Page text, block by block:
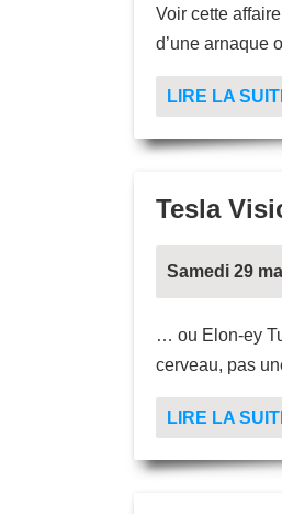
Voir cette
d’une arnaque
LIRE LA
Tesla
Samedi 29
… ou Elon-ey
cerveau, pas
LIRE LA